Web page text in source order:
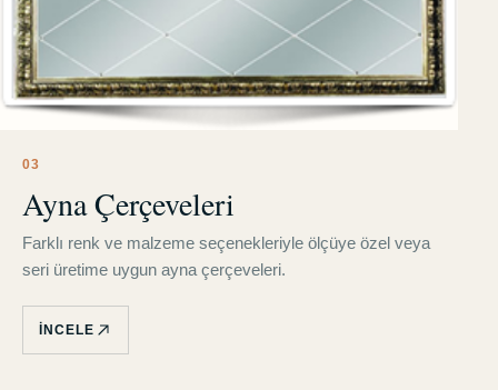
03
Ayna Çerçeveleri
Farklı renk ve malzeme seçenekleriyle ölçüye özel veya
seri üretime uygun ayna çerçeveleri.
İNCELE